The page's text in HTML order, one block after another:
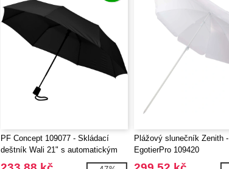
PF Concept 109077 - Skládací
deštník Wali 21" s automatickým
otvíráním
Plážový slunečník Zenith -
EgotierPro 109420